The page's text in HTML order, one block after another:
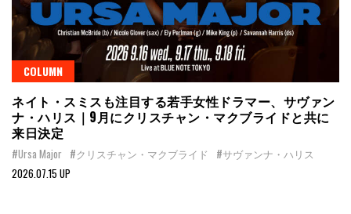
COLUMN
ネイト・スミスも注目する若手女性ドラマー、サヴァン
ナ・ハリス｜9月にクリスチャン・マクブライドと共に
来日決定
#Ursa Major #クリスチャン・マクブライド
#サヴァンナ・ハリス
2026.07.15 UP